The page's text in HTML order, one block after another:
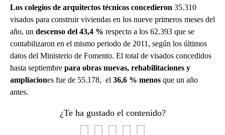
Los colegios de arquitectos técnicos concedieron 35.310
visados para construir viviendas en los nueve primeros meses del
año, un descenso del 43,4 % respecto a los 62.393 que se
contabilizaron en el mismo periodo de 2011, según los últimos
datos del Ministerio de Fomento. El total de visados concedidos
hasta septiembre para obras nuevas, rehabilitaciones y
ampliaciones fue de 55.178, el 36,6 % menos que un año
antes.
¿Te ha gustado el contenido?